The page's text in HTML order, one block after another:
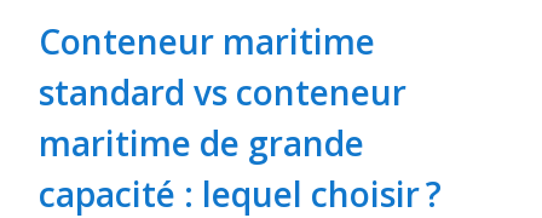
Conteneur maritime
standard vs conteneur
maritime de grande
capacité : lequel choisir ?